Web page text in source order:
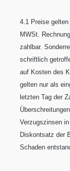
4.1 Preise
MWSt.
zahlbar.
schriftlich
auf Kosten des
gelten nur als
letzten Tag der
Verzugszinsen
Diskontsatz der
Schaden